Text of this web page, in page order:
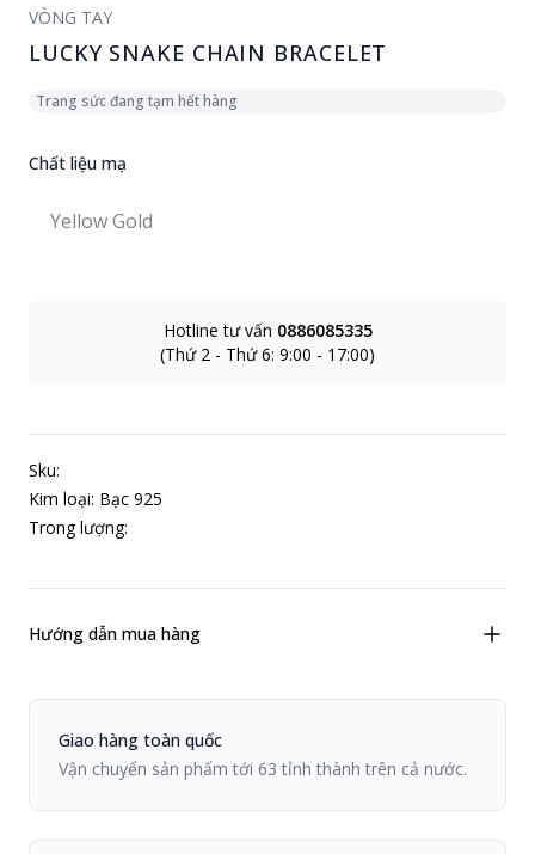
VÒNG TAY
LUCKY SNAKE CHAIN BRACELET
Trang sức đang tạm hết hàng
Chất liệu mạ
Chọn chất liệu mạ
Yellow Gold
Yellow Gold
Hotline tư vấn 0886085335
(Thứ 2 - Thứ 6: 9:00 - 17:00)
Sku:
Kim loại: Bạc 925
Trong lượng:
Hướng dẫn mua hàng
Chính sách Viiva
Giao hàng toàn quốc
Vận chuyển sản phẩm tới 63 tỉnh thành trên cả nước.